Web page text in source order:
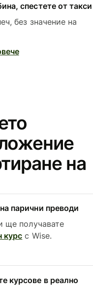
спестете от такси
без значение на
на
парични преводи
ще получавате
курс с Wise.
курсове в реално